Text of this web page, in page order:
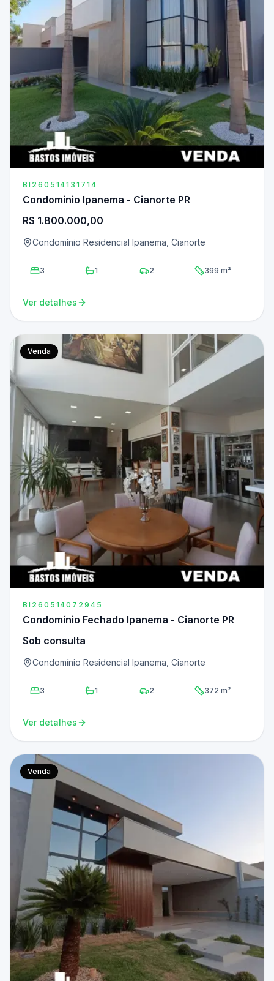
BI260514131714
Condominio Ipanema - Cianorte PR
R$ 1.800.000,00
Condomínio Residencial Ipanema, Cianorte
3 1 2 399 m²
Ver detalhes
Venda
BI260514072945
Condomínio Fechado Ipanema - Cianorte PR
Sob consulta
Condomínio Residencial Ipanema, Cianorte
3 1 2 372 m²
Ver detalhes
Venda